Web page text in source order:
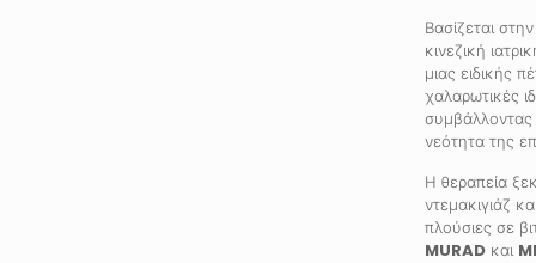
Βασίζεται
κινεζική
μιας ειδικής
χαλαρωτικές
νεότητα της
Η θεραπεία
ντεμακιγιάζ
πλούσιες σε
MURADκαι